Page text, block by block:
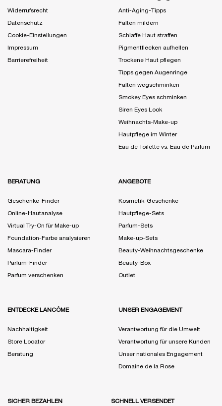
Widerrufsrecht
Datenschutz
Cookie-Einstellungen
Impressum
Barrierefreiheit
Anti-Aging-Tipps
Falten mildern
Schlaffe Haut straffen
Pigmentflecken aufhellen
Trockene Haut pflegen
Tipps gegen Augenringe
Falten wegschminken
Smokey Eyes schminken
Siren Eyes Look
Weihnachts-Make-up
Hautpflege im Winter
Eau de Toilette vs. Eau de Parfum
BERATUNG
Geschenke-Finder
Online-Hautanalyse
Virtual Try-On für Make-up
Foundation-Farbe analysieren
Mascara-Finder
Parfum-Finder
Parfum verschenken
ANGEBOTE
Kosmetik-Geschenke
Hautpflege-Sets
Parfum-Sets
Make-up-Sets
Beauty-Weihnachtsgeschenke
Beauty-Box
Outlet
ENTDECKE LANCÔME
Nachhaltigkeit
Store Locator
Beratung
UNSER ENGAGEMENT
Verantwortung für die Umwelt
Verantwortung für unsere Kunden
Unser nationales Engagement
Domaine de la Rose
SICHER BEZAHLEN SCHNELL VERSENDET